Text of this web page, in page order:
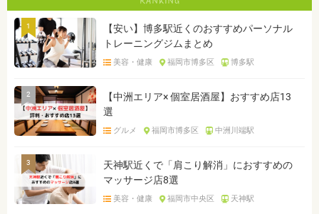
1
【安い】博多駅近くのおすすめパーソナル
トレーニングジムまとめ
美容・健康 福岡市博多区 博多駅
2
【中洲エリア× 個室居酒屋】おすすめ店13
選
グルメ 福岡市博多区 中洲川端駅
3
天神駅近くで「肩こり解消」におすすめの
マッサージ店8選
美容・健康 福岡市中央区 天神駅